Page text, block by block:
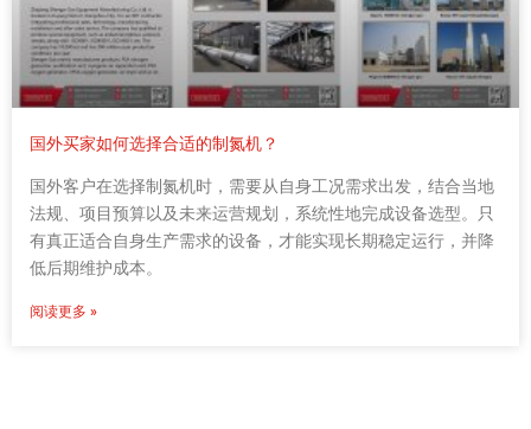
国外买家如何选择合适的制氮机？
国外客户在选择制氮机时，需要从自身工况需求出发，结合当地
法规、项目预算以及未来运营规划，系统性地完成设备选型。只
有真正适合自身生产需求的设备，才能实现长期稳定运行，并降
低后期维护成本。
阅读更多 »